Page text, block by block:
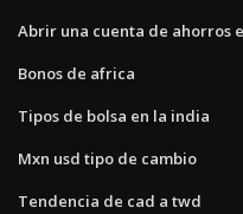
Abrir una cuenta de ahorros
Bonos de africa
Tipos de bolsa en la india
Mxn usd tipo de cambio
Tendencia de cad a twd